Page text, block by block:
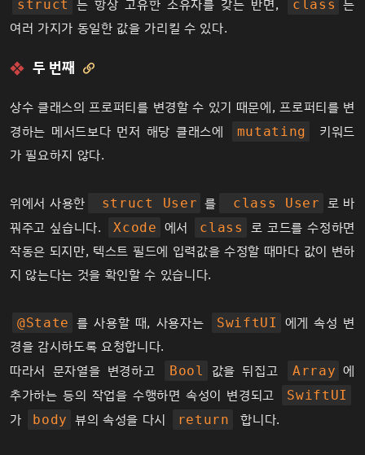
struct 는 항상 고유한 소유자를 갖는 반면, class 는
여러 가지가 동일한 값을 가리킬 수 있다.
두 번째 
상수 클래스의 프로퍼티를 변경할 수 있기 때문에, 프로퍼티를 변
경하는 메서드보다 먼저 해당 클래스에
mutating
키워드
가 필요하지 않다.
위에서 사용한 struct User 를 class User 로 바
꿔주고 싶습니다.
Xcode 에서 class
로 코드를 수정하면
작동은 되지만, 텍스트 필드에 입력값을 수정할 때마다 값이 변하
지 않는다는 것을 확인할 수 있습니다.
@State 를 사용할 때, 사용자는 SwiftUI
에게 속성 변
경을 감시하도록 요청합니다.
따라서 문자열을 변경하고
Bool 값을 뒤집고 Array 에
추가하는 등의 작업을 수행하면 속성이 변경되고
SwiftUI
가 body 뷰의 속성을 다시 return 합니다.